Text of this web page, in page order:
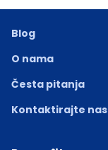
Blog
O nama
Česta pitanja
Kontaktirajte nas